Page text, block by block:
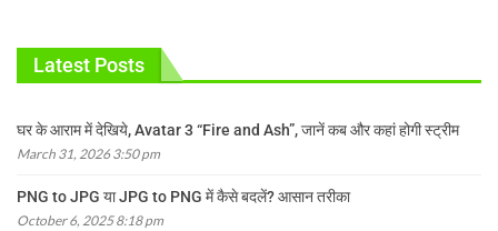
Latest Posts
घर के आराम में देखिये, Avatar 3 “Fire and Ash”, जानें कब और कहां होगी स्ट्रीम
March 31, 2026 3:50 pm
PNG to JPG या JPG to PNG में कैसे बदलें? आसान तरीका
October 6, 2025 8:18 pm